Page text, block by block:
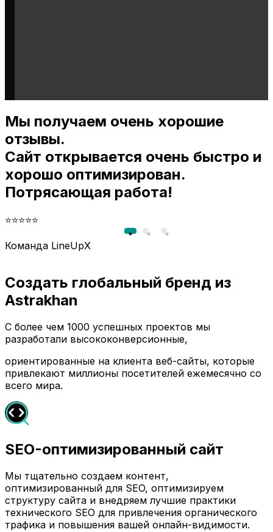
Мы получаем очень хорошие
отзывы.
Сайт открывается очень быстро и
хорошо оптимизирован.
Потрясающая работа!
⭐⭐⭐⭐⭐
Команда LineUpX
Создать глобальный бренд из
Astrakhan
С более чем 1000 успешных проектов мы
разработали высококонверсионные,
ориентированные на клиента веб-сайты, которые
привлекают миллионы посетителей ежемесячно со
всего мира.
SEO-оптимизированный сайт
Мы тщательно создаем контент,
оптимизированный для SEO, оптимизируем
структуру сайта и внедряем лучшие практики
технического SEO для привлечения органического
трафика и повышения вашей онлайн-видимости.